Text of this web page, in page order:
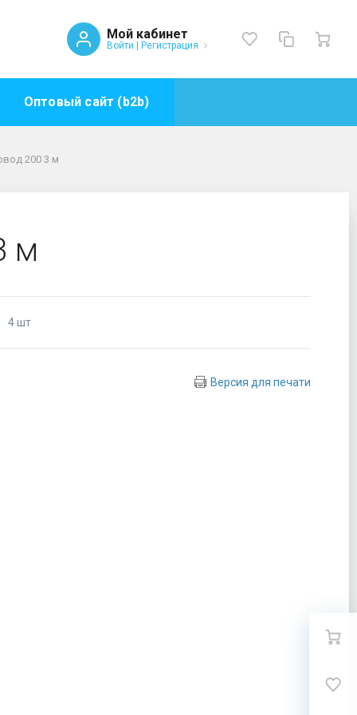
Мой кабинет
Войти | Регистрация
Оптовый сайт (b2b)
200 3 м
м
4 шт
Версия для печати